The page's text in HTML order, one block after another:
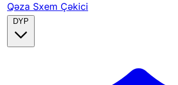
Qəza Sxem Çəkici
DYP